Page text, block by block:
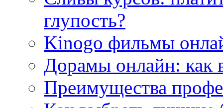
глупость?
Kinogo фильмы
Дорамы онлайн: как
Преимущества